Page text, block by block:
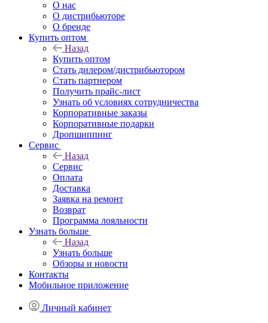
О нас
О дистрибьюторе
О бренде
Купить оптом
Назад
Купить оптом
Стать дилером/дистрибьютором
Стать партнером
Получить прайс-лист
Узнать об условиях сотрудничества
Корпоративные заказы
Корпоративные подарки
Дропшиппинг
Сервис
Назад
Сервис
Оплата
Доставка
Заявка на ремонт
Возврат
Программа лояльности
Узнать больше
Назад
Узнать больше
Обзоры и новости
Контакты
Мобильное приложение
Личный кабинет